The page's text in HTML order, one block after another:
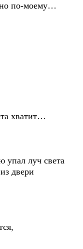
по-моему…
хватит…
упал луч света
двери